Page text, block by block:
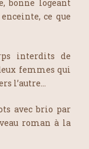
bonne logeant
ce que
interdits de
femmes qui
l’autre…
avec brio par
roman à la